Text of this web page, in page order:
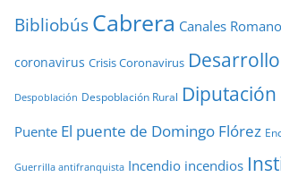
BibliobúsCabrera Canales
coronavirus Crisis Coronavirus
Despoblación Despoblación Rural
Puente El puente de Domingo Flórez
Guerrilla antifranquista Incendio incendios